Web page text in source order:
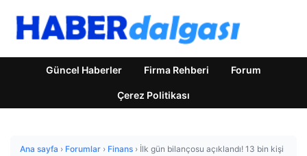
Güncel Haberler Firma Rehberi Forum
Çerez Politikası
Ana sayfa › Forumlar › Finans › İlk gün bilançosu açıklandı! 13 bin kişi